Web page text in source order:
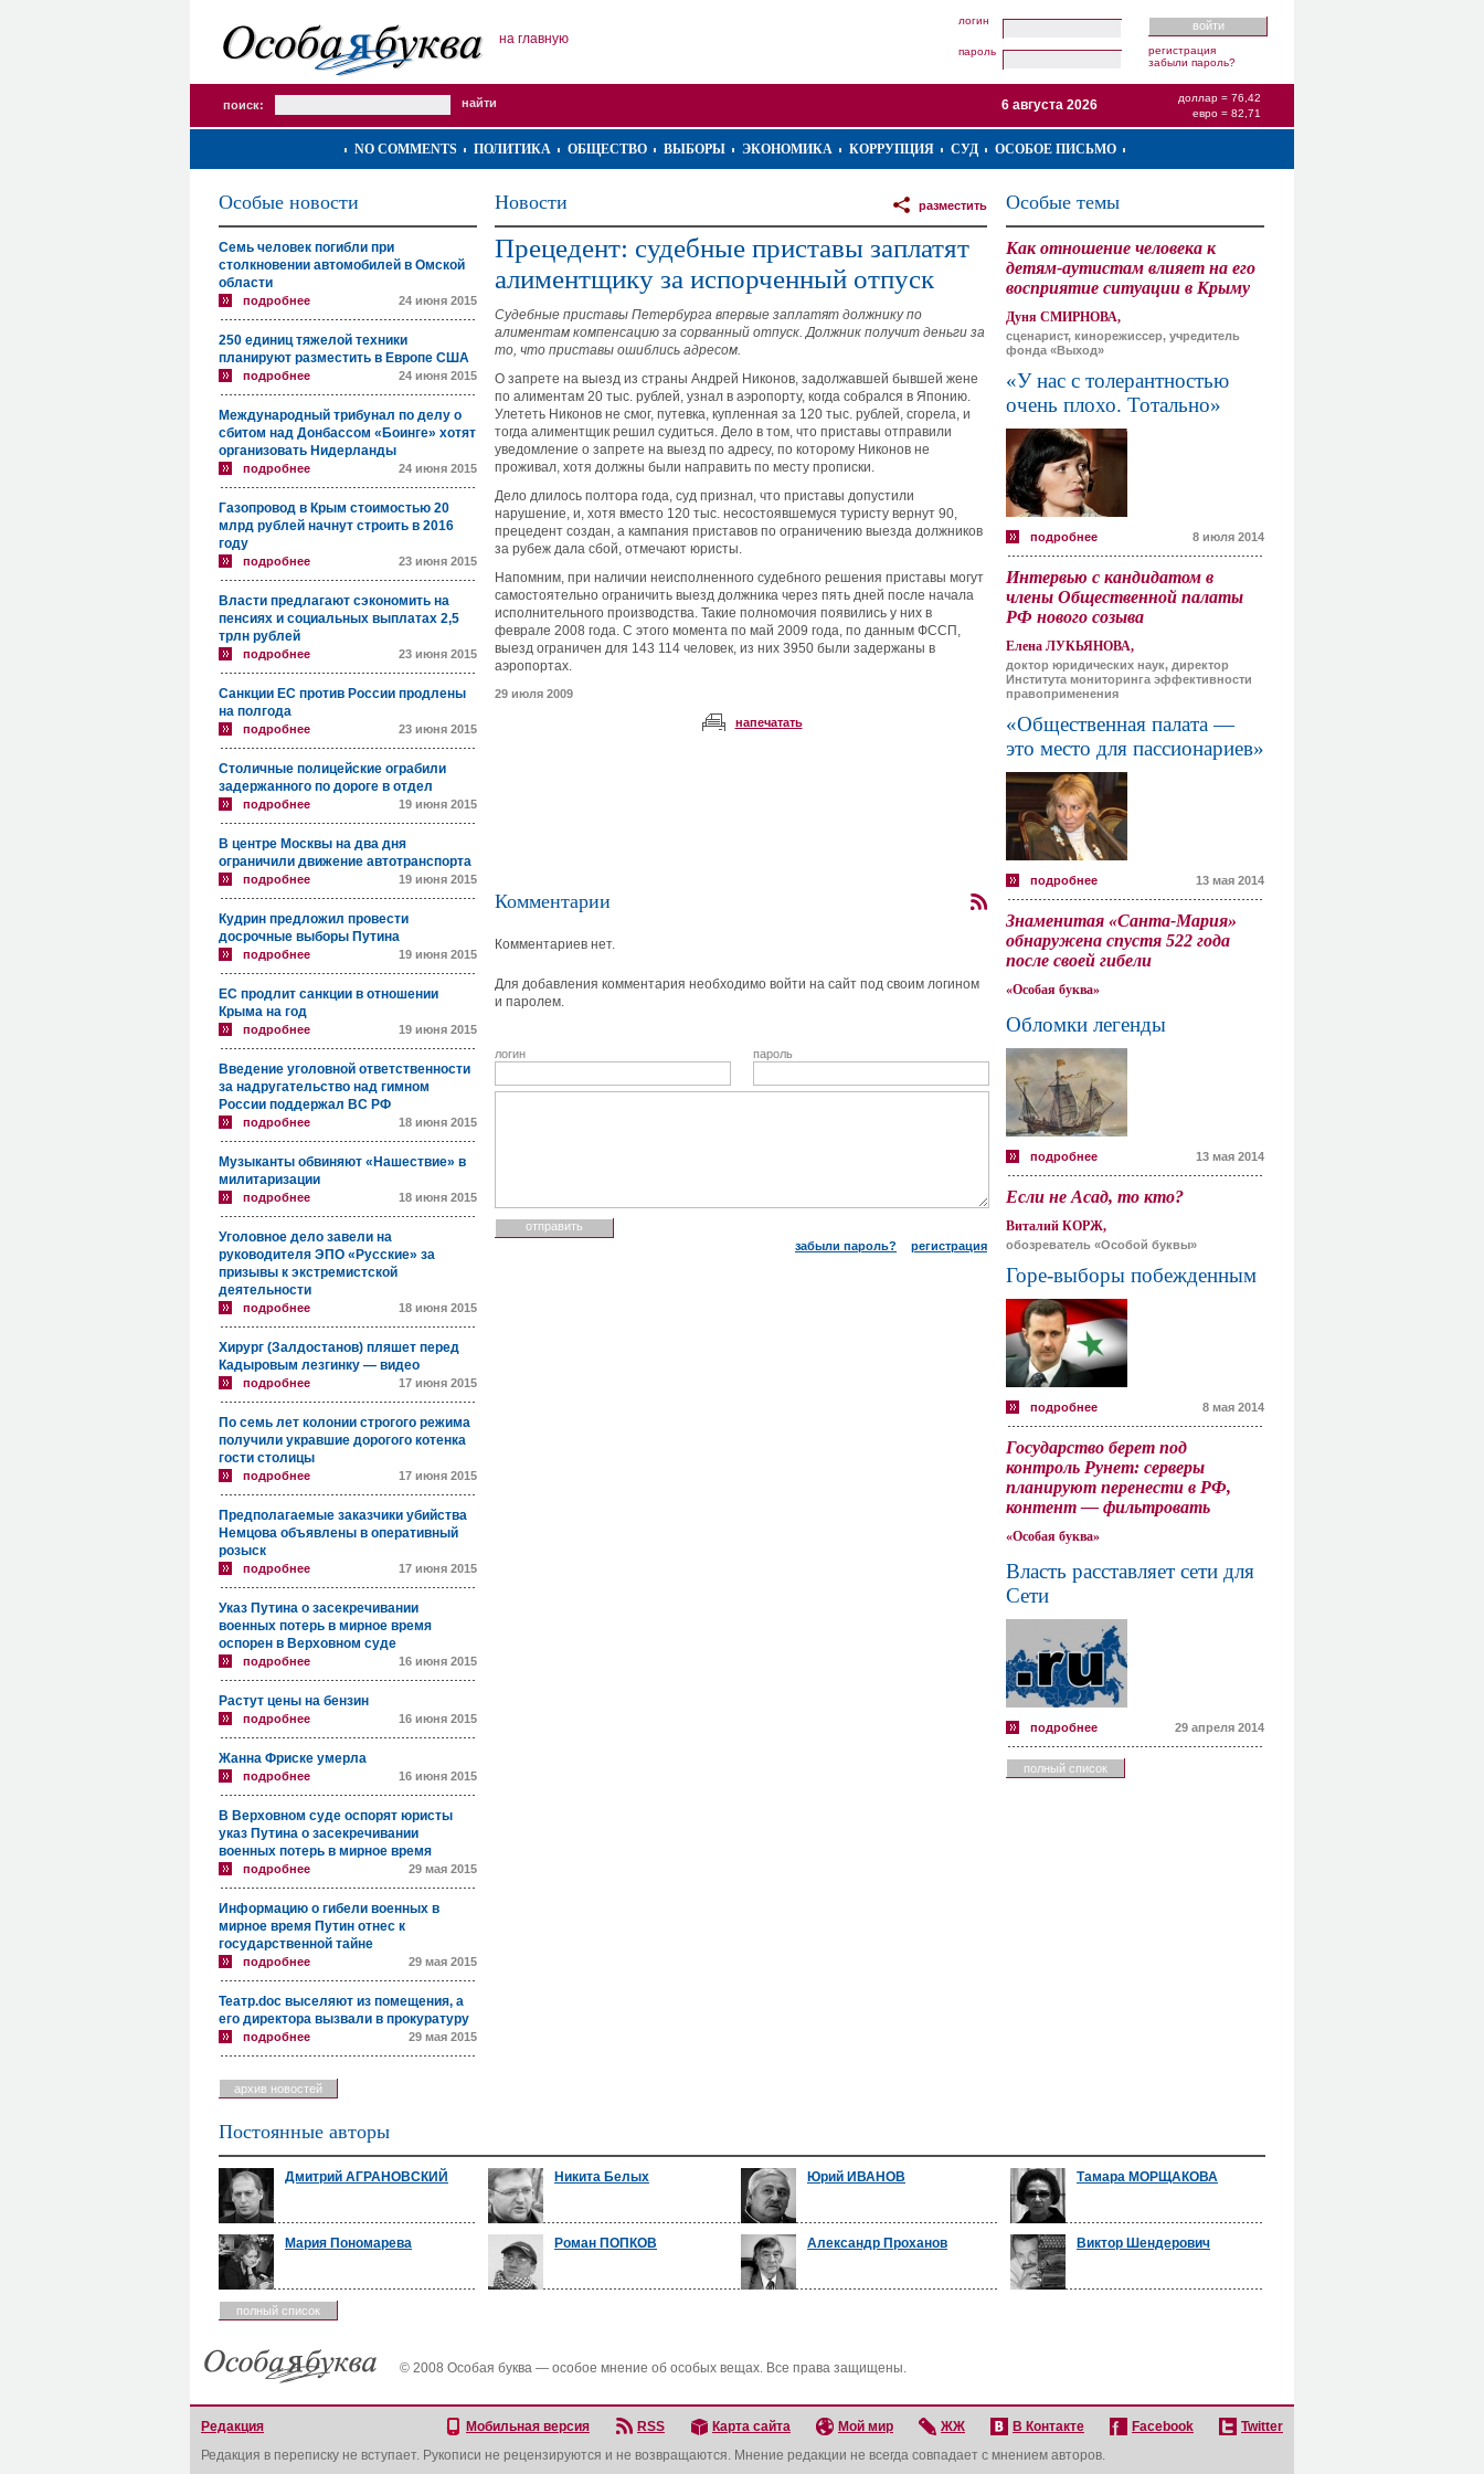
на главную
логин
пароль
регистрация
забыли пароль?
поиск:
доллар = 76,42
евро = 82,71
6 августа 2026
NO COMMENTS ПОЛИТИКА ОБЩЕСТВО ВЫБОРЫ ЭКОНОМИКА КОРРУПЦИЯ СУД ОСОБОЕ ПИСЬМО
Особые новости
Семь человек погибли при
столкновении автомобилей в Омской
области
подробнее 24 июня 2015
250 единиц тяжелой техники
планируют разместить в Европе США
подробнее 24 июня 2015
Международный трибунал по делу о
сбитом над Донбассом «Боинге» хотят
организовать Нидерланды
подробнее 24 июня 2015
Газопровод в Крым стоимостью 20
млрд рублей начнут строить в 2016
году
подробнее 23 июня 2015
Власти предлагают сэкономить на
пенсиях и социальных выплатах 2,5
трлн рублей
подробнее 23 июня 2015
Санкции ЕС против России продлены
на полгода
подробнее 23 июня 2015
Столичные полицейские ограбили
задержанного по дороге в отдел
подробнее 19 июня 2015
В центре Москвы на два дня
ограничили движение автотранспорта
подробнее 19 июня 2015
Кудрин предложил провести
досрочные выборы Путина
подробнее 19 июня 2015
ЕС продлит санкции в отношении
Крыма на год
подробнее 19 июня 2015
Введение уголовной ответственности
за надругательство над гимном
России поддержал ВС РФ
подробнее 18 июня 2015
Музыканты обвиняют «Нашествие» в
милитаризации
подробнее 18 июня 2015
Уголовное дело завели на
руководителя ЭПО «Русские» за
призывы к экстремистской
деятельности
подробнее 18 июня 2015
Хирург (Залдостанов) пляшет перед
Кадыровым лезгинку — видео
подробнее 17 июня 2015
По семь лет колонии строгого режима
получили укравшие дорогого котенка
гости столицы
подробнее 17 июня 2015
Предполагаемые заказчики убийства
Немцова объявлены в оперативный
розыск
подробнее 17 июня 2015
Указ Путина о засекречивании
военных потерь в мирное время
оспорен в Верховном суде
подробнее 16 июня 2015
Растут цены на бензин
подробнее 16 июня 2015
Жанна Фриске умерла
подробнее 16 июня 2015
В Верховном суде оспорят юристы
указ Путина о засекречивании
военных потерь в мирное время
подробнее 29 мая 2015
Информацию о гибели военных в
мирное время Путин отнес к
государственной тайне
подробнее 29 мая 2015
Театр.doc выселяют из помещения, а
его директора вызвали в прокуратуру
подробнее 29 мая 2015
архив новостей
Новости разместить
Прецедент: судебные приставы заплатят
алиментщику за испорченный отпуск
Судебные приставы Петербурга впервые заплатят должнику по
алиментам компенсацию за сорванный отпуск. Должник получит деньги за
то, что приставы ошиблись адресом.
О запрете на выезд из страны Андрей Никонов, задолжавшей бывшей жене
по алиментам 20 тыс. рублей, узнал в аэропорту, когда собрался в Японию.
Улететь Никонов не смог, путевка, купленная за 120 тыс. рублей, сгорела, и
тогда алиментщик решил судиться. Дело в том, что приставы отправили
уведомление о запрете на выезд по адресу, по которому Никонов не
проживал, хотя должны были направить по месту прописки.
Дело длилось полтора года, суд признал, что приставы допустили
нарушение, и, хотя вместо 120 тыс. несостоявшемуся туристу вернут 90,
прецедент создан, а кампания приставов по ограничению выезда должников
за рубеж дала сбой, отмечают юристы.
Напомним, при наличии неисполненного судебного решения приставы могут
самостоятельно ограничить выезд должника через пять дней после начала
исполнительного производства. Такие полномочия появились у них в
феврале 2008 года. С этого момента по май 2009 года, по данным ФССП,
выезд ограничен для 143 114 человек, из них 3950 были задержаны в
аэропортах.
29 июля 2009
напечатать
Комментарии
Комментариев нет.
Для добавления комментария необходимо войти на сайт под своим логином
и паролем.
логин пароль
забыли пароль? регистрация
Особые темы
Как отношение человека к
детям-аутистам влияет на его
восприятие ситуации в Крыму
Дуня СМИРНОВА,
сценарист, кинорежиссер, учредитель
фонда «Выход»
«У нас с толерантностью
очень плохо. Тотально»
подробнее 8 июля 2014
Интервью с кандидатом в
члены Общественной палаты
РФ нового созыва
Елена ЛУКЬЯНОВА,
доктор юридических наук, директор
Института мониторинга эффективности
правоприменения
«Общественная палата —
это место для пассионариев»
подробнее 13 мая 2014
Знаменитая «Санта-Мария»
обнаружена спустя 522 года
после своей гибели
«Особая буква»
Обломки легенды
подробнее 13 мая 2014
Если не Асад, то кто?
Виталий КОРЖ,
обозреватель «Особой буквы»
Горе-выборы побежденным
подробнее 8 мая 2014
Государство берет под
контроль Рунет: серверы
планируют перенести в РФ,
контент — фильтровать
«Особая буква»
Власть расставляет сети для
Сети
подробнее 29 апреля 2014
полный список
Постоянные авторы
Дмитрий АГРАНОВСКИЙ Никита Белых Юрий ИВАНОВ Тамара МОРЩАКОВА
Мария Пономарева Роман ПОПКОВ Александр Проханов Виктор Шендерович
полный список
© 2008 Особая буква — особое мнение об особых вещах. Все права защищены.
Редакция Мобильная версия RSS Карта сайта Мой мир ЖЖ В Контакте Facebook
Twitter
Редакция в переписку не вступает. Рукописи не рецензируются и не возвращаются. Мнение редакции не всегда совпадает с мнением авторов.